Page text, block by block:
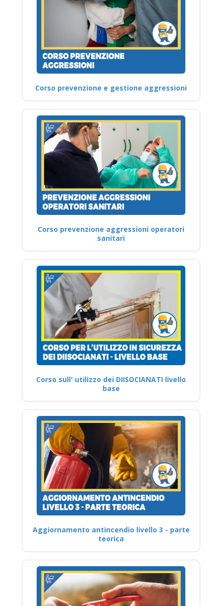
Corso prevenzione e gestione aggressioni
Corso prevenzione aggressioni operatori
sanitari
Corso sull' utilizzo dei DIISOCIANATI livello
base
Aggiornamento antincendio livello 3 - parte
teorica